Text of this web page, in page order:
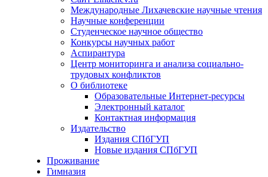
Международные Лихачевские научные чтения
Научные конференции
Студенческое научное общество
Конкурсы научных работ
Аспирантура
Центр мониторинга и анализа социально-
трудовых конфликтов
О библиотеке
Образовательные Интернет-ресурсы
Электронный каталог
Контактная информация
Издательство
Издания СПбГУП
Новые издания СПбГУП
Проживание
Гимназия